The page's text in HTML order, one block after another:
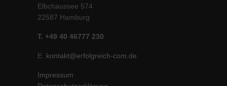
Elbchaussee 574
22587 Hamburg
T. +49 40 46777 230
E. kontakt@erfolgreich-com.de
Impressum